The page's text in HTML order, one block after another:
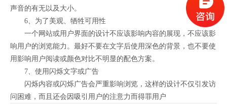
声音的有无以及大小。
6、为了美观、牺牲可用性
一个网站或用户界面的设计不应该影响内容的展现，不应该影
响用户的浏览能力。最好不要在文字后使用深色的背景，也不要使
用影响用户阅读或颜色对比不明显的配色方案。
7、使用闪烁文字或广告
闪烁内容或闪烁广告会严重影响浏览，这样的设计不仅引发访
问困难，而且还会因吸引用户的注意力而得罪用户